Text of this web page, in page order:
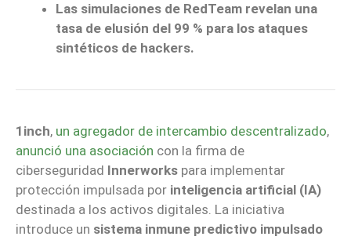
Las simulaciones de RedTeam revelan una
tasa de elusión del 99 % para los ataques
sintéticos de hackers.
1inch, un agregador de intercambio descentralizado,
anunció una asociación con la firma de
ciberseguridad Innerworks para implementar
protección impulsada por inteligencia artificial (IA)
destinada a los activos digitales. La iniciativa
introduce un sistema inmune predictivo impulsado